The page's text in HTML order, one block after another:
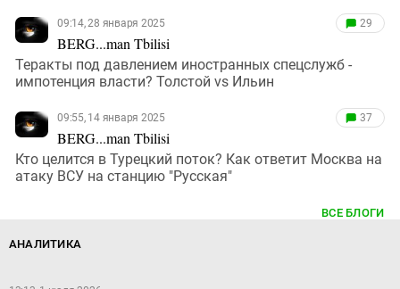
09:14, 28 января 2025
BERG...man Tbilisi
29
Теракты под давлением иностранных спецслужб -
импотенция власти? Толстой vs Ильин
09:55, 14 января 2025
BERG...man Tbilisi
37
Кто целится в Турецкий поток? Как ответит Москва на
атаку ВСУ на станцию "Русская"
ВСЕ БЛОГИ
АНАЛИТИКА